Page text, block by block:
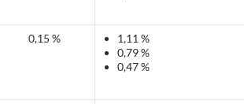
0,15 %
1,11 %
0,79 %
0,47 %